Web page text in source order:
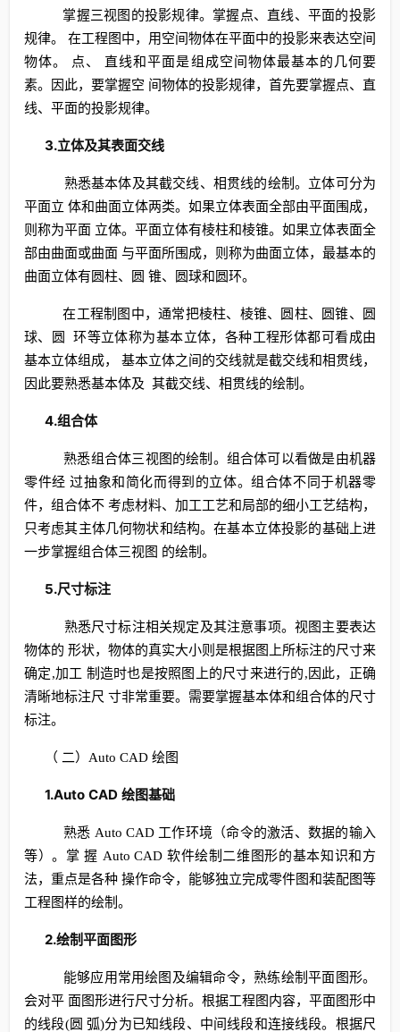
掌握三视图的投影规律。掌握点、直线、平面的投影
规律。 在工程图中，用空间物体在平面中的投影来表达空间
物体。 点、 直线和平面是组成空间物体最基本的几何要
素。因此，要掌握空 间物体的投影规律，首先要掌握点、直
线、平面的投影规律。
3.立体及其表面交线
熟悉基本体及其截交线、相贯线的绘制。立体可分为
平面立 体和曲面立体两类。如果立体表面全部由平面围成，
则称为平面 立体。平面立体有棱柱和棱锥。如果立体表面全
部由曲面或曲面 与平面所围成，则称为曲面立体，最基本的
曲面立体有圆柱、圆 锥、圆球和圆环。
在工程制图中，通常把棱柱、棱锥、圆柱、圆锥、圆
球、圆 环等立体称为基本立体，各种工程形体都可看成由
基本立体组成， 基本立体之间的交线就是截交线和相贯线，
因此要熟悉基本体及 其截交线、相贯线的绘制。
4.组合体
熟悉组合体三视图的绘制。组合体可以看做是由机器
零件经 过抽象和简化而得到的立体。组合体不同于机器零
件，组合体不 考虑材料、加工工艺和局部的细小工艺结构，
只考虑其主体几何物状和结构。在基本立体投影的基础上进
一步掌握组合体三视图 的绘制。
5.尺寸标注
熟悉尺寸标注相关规定及其注意事项。视图主要表达
物体的 形状，物体的真实大小则是根据图上所标注的尺寸来
确定,加工 制造时也是按照图上的尺寸来进行的,因此，正确
清晰地标注尺 寸非常重要。需要掌握基本体和组合体的尺寸
标注。
（ 二）Auto CAD 绘图
1.Auto CAD 绘图基础
熟悉 Auto CAD 工作环境（命令的激活、数据的输入
等）。掌 握 Auto CAD 软件绘制二维图形的基本知识和方
法，重点是各种 操作命令，能够独立完成零件图和装配图等
工程图样的绘制。
2.绘制平面图形
能够应用常用绘图及编辑命令，熟练绘制平面图形。
会对平 面图形进行尺寸分析。根据工程图内容，平面图形中
的线段(圆 弧)分为已知线段、中间线段和连接线段。根据尺